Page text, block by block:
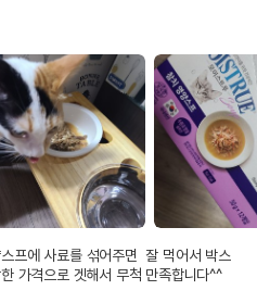
프에 사료를 섞어주면  잘 먹어서 박스
가격으로 겟해서 무척 만족합니다^^